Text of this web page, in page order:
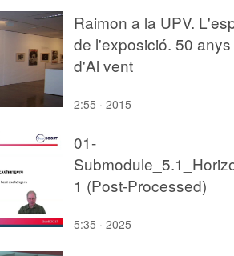
Raimon a la UPV.
de l'exposició. 50 anys
d'Al vent
2:55 · 2015
01-
1 (Post-Processed)
5:35 · 2025